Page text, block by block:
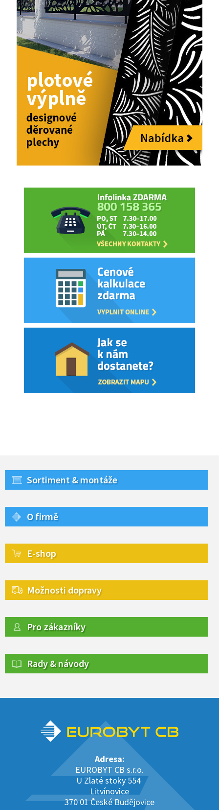
Sortiment & montáže
O firmě
E-shop
Možnosti dopravy
Pro zákazníky
Rady & návody
Adresa:
EUROBYT CB s.r.o.
U Zlaté stoky 554
Litvínovice
370 01 České Budějovice